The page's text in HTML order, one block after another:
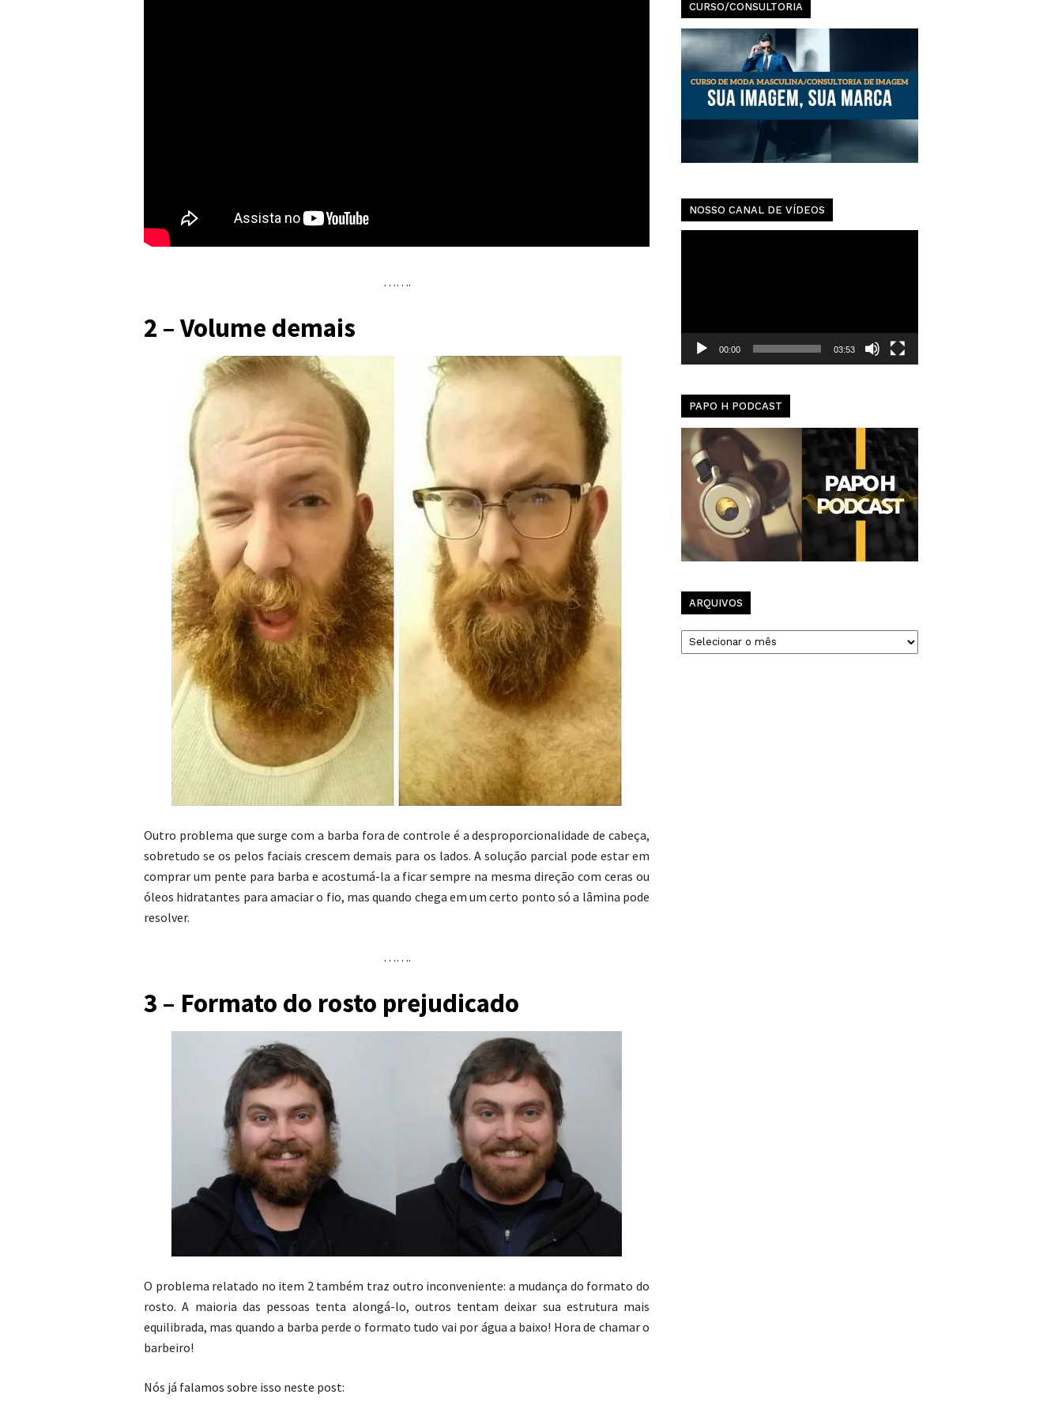
…….
2 – Volume demais
Outro problema que surge com a barba fora de controle é a desproporcionalidade de cabeça,
sobretudo se os pelos faciais crescem demais para os lados. A solução parcial pode estar em
comprar um pente para barba e acostumá-la a ficar sempre na mesma direção com ceras ou
óleos hidratantes para amaciar o fio, mas quando chega em um certo ponto só a lâmina pode
resolver.
…….
3 – Formato do rosto prejudicado
O problema relatado no item 2 também traz outro inconveniente: a mudança do formato do
rosto. A maioria das pessoas tenta alongá-lo, outros tentam deixar sua estrutura mais
equilibrada, mas quando a barba perde o formato tudo vai por água a baixo! Hora de chamar o
barbeiro!
Nós já falamos sobre isso neste post:
CURSO/CONSULTORIA
NOSSO CANAL DE VÍDEOS
00:00 03:53
PAPO H PODCAST
ARQUIVOS
Arquivos